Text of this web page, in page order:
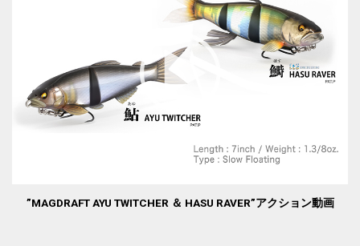
”MAGDRAFT AYU TWITCHER ＆ HASU RAVER”アクション動画